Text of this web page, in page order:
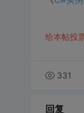
给本帖投
331
回复